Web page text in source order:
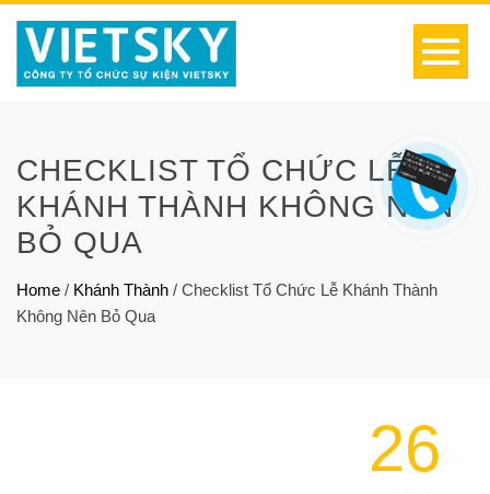
CHECKLIST TỔ CHỨC LỄ
KHÁNH THÀNH KHÔNG NÊN
BỎ QUA
Home / Khánh Thành / Checklist Tổ Chức Lễ Khánh Thành
Không Nên Bỏ Qua
26